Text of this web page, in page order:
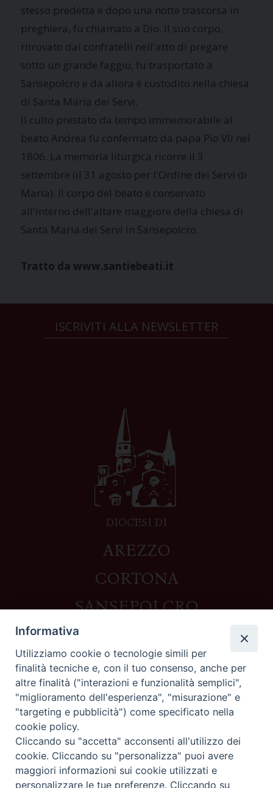
stesso predetta e dopo una notte trascorsa in
preghiera, fu chiamato a Dio. Il suo corpo,
ritrovato dai confratelli nell'atto di pregare
sotto un grande faggio, fu trasportato a
Sansepolcro e da allora è custodito nella chiesa
di Santa Maria dei Servi.
Il culto prestato da tempo immemorabile al
beato Andrea fu confermato da papa Pio VII nel
1806. La memoria liturgica ricorre il 3
settembre (il 31 agosto per l'Ordine dei Servi di
Maria). Il corpo del beato è conservato
all'interno dell'altare maggiore della chiesa di
Santa Maria dei Servi in Sansepolcro.
Tratto da www.santiebeati.it
ISCRIVITI ALLA NEWSLETTER
DIOCESI DI
AREZZO
CORTONA
SANSEPOLCRO
Contatti
Piazza del Duomo,1 - 52100 Arezzo
segreteria@diocesi.arezzo.it
Informativa privacy
Seguici su
Informativa
Utilizziamo cookie o tecnologie simili per
finalità tecniche e, con il tuo consenso, anche per
altre finalità ("interazioni e funzionalità semplici",
"miglioramento dell'esperienza", "misurazione" e
"targeting e pubblicità") come specificato nella
cookie policy.
Cliccando su "accetta" acconsenti all'utilizzo dei
cookie. Cliccando su "personalizza" puoi avere
maggiori informazioni sui cookie utilizzati e
personalizzare le tue preferenze. Cliccando su